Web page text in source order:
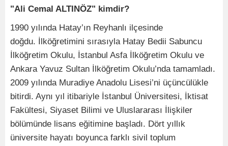
"Ali Cemal ALTINÖZ" kimdir?
1990 yılında Hatay’ın Reyhanlı ilçesinde
doğdu. İlköğretimini sırasıyla Hatay Bedii Sabuncu
İlköğretim Okulu, İstanbul Asfa İlköğretim Okulu ve
Ankara Yavuz Sultan İlköğretim Okulu’nda tamamladı.
2009 yılında Muradiye Anadolu Lisesi’ni üçüncülükle
bitirdi. Aynı yıl itibariyle İstanbul Üniversitesi, İktisat
Fakültesi, Siyaset Bilimi ve Uluslararası İlişkiler
bölümünde lisans eğitimine başladı. Dört yıllık
üniversite hayatı boyunca farklı sivil toplum